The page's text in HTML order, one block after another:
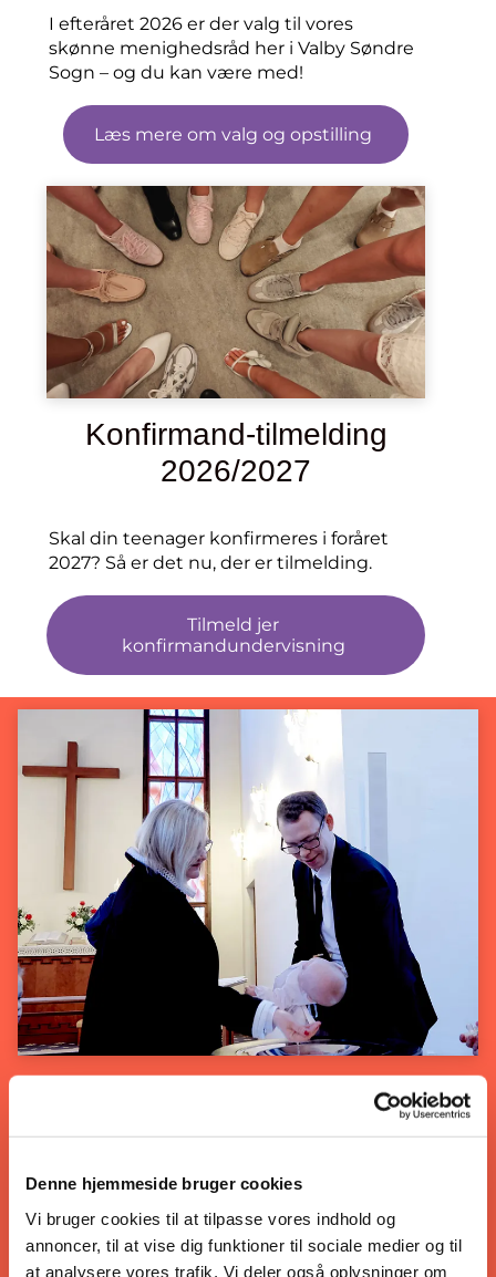
Denne hjemmeside bruger cookies
Vi bruger cookies til at tilpasse vores indhold og
annoncer, til at vise dig funktioner til sociale medier og til
at analysere vores trafik. Vi deler også oplysninger om
I efteråret 2026 er der valg til vores
skønne menighedsråd her i Valby Søndre
Sogn – og du kan være med!
Læs mere om valg og opstilling
Konfirmand-tilmelding
2026/2027
Skal din teenager konfirmeres i foråret
2027? Så er det nu, der er tilmelding.
Tilmeld jer
konfirmandundervisning
Vi er med jer i alle livets store begivenheder.
Se info om livsbegivenheder her